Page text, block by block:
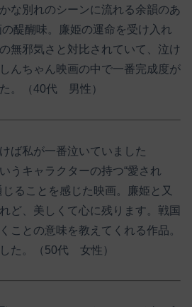
な別れのシーンに流れる余韻のあ
醍醐味。廉姫の運命を受け入れ
無邪気さと対比されていて、泣け
んちゃん映画の中で一番完成度が
。（40代 男性）
ば私が一番泣いていました
うキャラクターの持つ“愛され
ることを感じた映画。廉姫と又
ど、美しくて心に残ります。戦国
ことの意味を教えてくれる作品。
た。（50代 女性）